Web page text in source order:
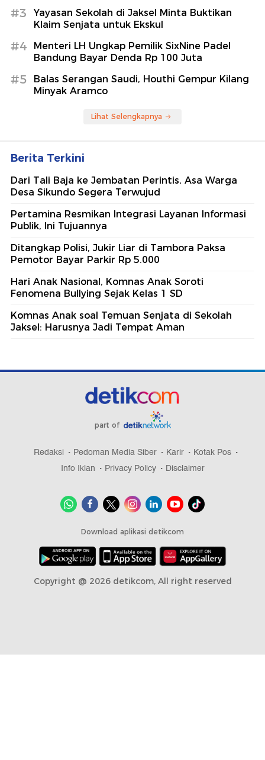
#3
Yayasan Sekolah di Jaksel Minta Buktikan
Klaim Senjata untuk Ekskul
#4
Menteri LH Ungkap Pemilik SixNine Padel
Bandung Bayar Denda Rp 100 Juta
#5
Balas Serangan Saudi, Houthi Gempur Kilang
Minyak Aramco
Lihat Selengkapnya
Berita Terkini
Dari Tali Baja ke Jembatan Perintis, Asa Warga
Desa Sikundo Segera Terwujud
Pertamina Resmikan Integrasi Layanan Informasi
Publik, Ini Tujuannya
Ditangkap Polisi, Jukir Liar di Tambora Paksa
Pemotor Bayar Parkir Rp 5.000
Hari Anak Nasional, Komnas Anak Soroti
Fenomena Bullying Sejak Kelas 1 SD
Komnas Anak soal Temuan Senjata di Sekolah
Jaksel: Harusnya Jadi Tempat Aman
part of
Redaksi Pedoman Media Siber Karir
Kotak Pos
Info Iklan
Privacy Policy Disclaimer
Download aplikasi detikcom
Copyright @ 2026 detikcom, All right reserved